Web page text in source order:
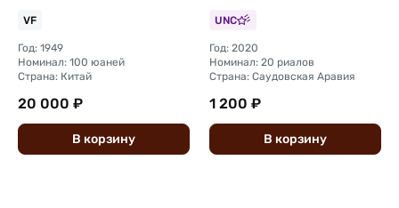
Китай
VF
Год: 1949
Номинал: 100 юаней
Страна: Китай
20 000 ₽
В корзину
UNC
Год: 2020
Номинал: 20 риалов
Страна: Саудовская Аравия
1 200 ₽
В корзину